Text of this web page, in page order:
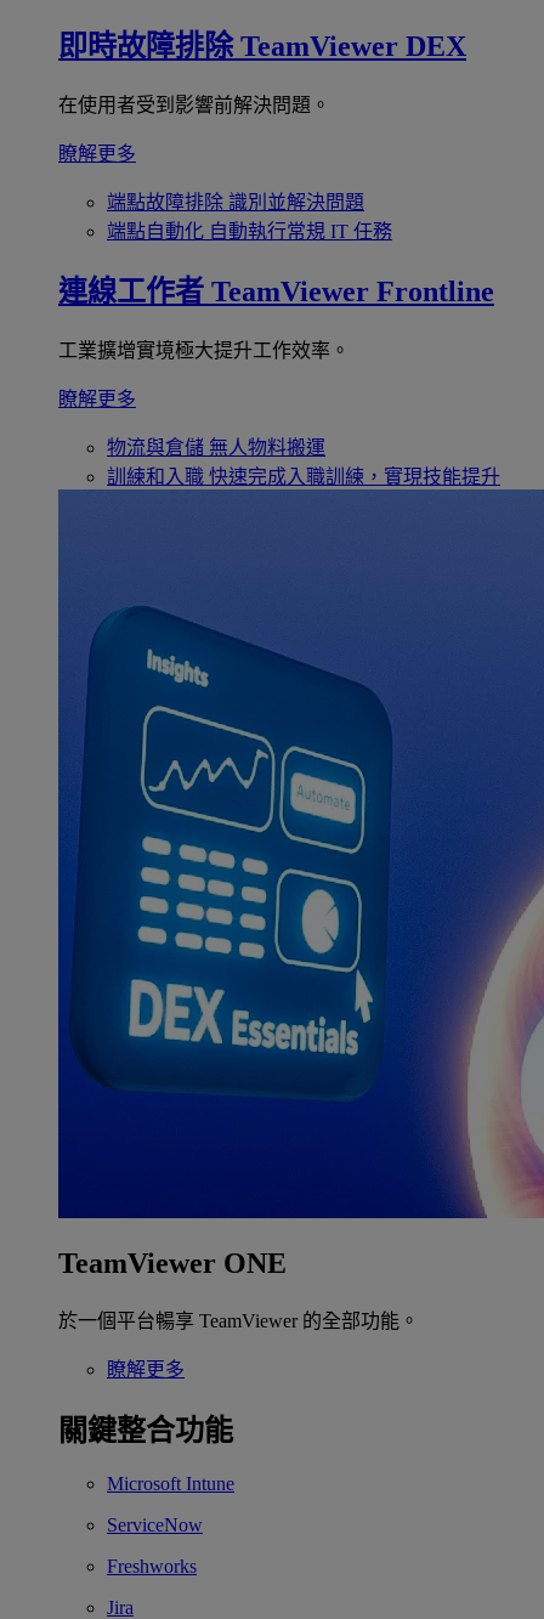
即時故障排除 TeamViewer DEX
在使用者受到影響前解決問題。
瞭解更多
端點故障排除 識別並解決問題
端點自動化 自動執行常規 IT 任務
連線工作者 TeamViewer Frontline
工業擴增實境極大提升工作效率。
瞭解更多
物流與倉儲 無人物料搬運
訓練和入職 快速完成入職訓練，實現技能提升
TeamViewer ONE
於一個平台暢享 TeamViewer 的全部功能。
瞭解更多
關鍵整合功能
Microsoft Intune
ServiceNow
Freshworks
Jira